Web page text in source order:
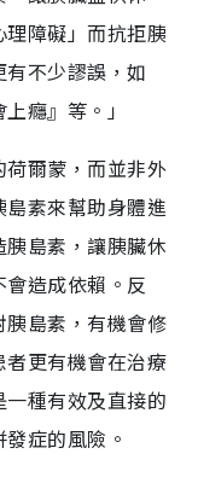
障礙」而抗拒胰
不少謬誤，如
癮』等。」
爾蒙，而並非外
素來幫助身體進
島素，讓胰臟休
造成依賴。反
島素，有機會修
更有機會在治療
種有效及直接的
症的風險。